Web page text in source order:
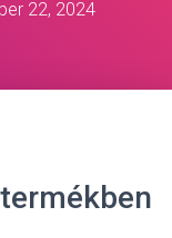
22, 2024